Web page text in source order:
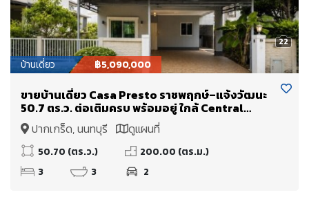
22
บ้านเดี่ยว ฿5,090,000
ขายบ้านเดี่ยว Casa Presto ราชพฤกษ์–แจ้งวัฒนะ
50.7 ตร.ว. ต่อเติมครบ พร้อมอยู่ ใกล้ Central
Westgate และโรงเรียนนานาชาติ DBS ราคา 5.09
ล้านบาท
ปากเกร็ด, นนทบุรี ดูแผนที่
50.70 (ตร.ว.)
200.00 (ตร.ม.)
3
3 2